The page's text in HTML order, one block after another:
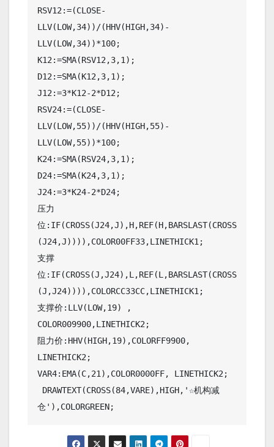
RSV12:=(CLOSE-
LLV(LOW,34))/(HHV(HIGH,34)-
LLV(LOW,34))*100;
K12:=SMA(RSV12,3,1);
D12:=SMA(K12,3,1);
J12:=3*K12-2*D12;
RSV24:=(CLOSE-
LLV(LOW,55))/(HHV(HIGH,55)-
LLV(LOW,55))*100;
K24:=SMA(RSV24,3,1);
D24:=SMA(K24,3,1);
J24:=3*K24-2*D24;
压力
位:IF(CROSS(J24,J),H,REF(H,BARSLAST(CROSS
(J24,J)))),COLOR00FF33,LINETHICK1;
支撑
位:IF(CROSS(J,J24),L,REF(L,BARSLAST(CROSS
(J,J24)))),COLORCC33CC,LINETHICK1;
支撑价:LLV(LOW,19) ,
COLOR009900,LINETHICK2;
阻力价:HHV(HIGH,19),COLORFF9900,
LINETHICK2;
VAR4:EMA(C,21),COLOR0000FF, LINETHICK2;